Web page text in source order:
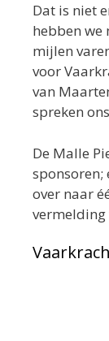
Dat is niet
hebben we
mijlen
voor
van
spreken
De Malle
sponsoren;
over naar
vermelding